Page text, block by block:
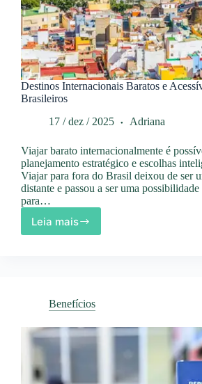
Destinos Internacionais Baratos e
Brasileiros
17 / dez / 2025
Adriana
Viajar barato internacionalmente é
planejamento estratégico e escolhas
Viajar para fora do Brasil deixou de ser
distante e passou a ser uma possibilidade
para…
Leia maisDestinos
Brasileiros
Benefícios